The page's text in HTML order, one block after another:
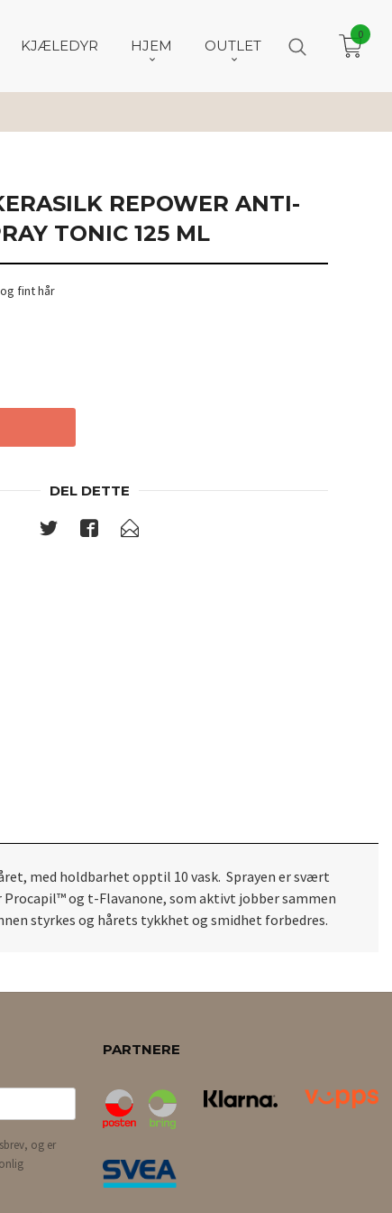
KJÆLEDYR HJEM OUTLET
0
REPOWER ANTI-
TONIC 125 ML
fint hår
DEL DETTE
med holdbarhet opptil 10 vask. Sprayen er svært
Procapil™ og t-Flavanone, som aktivt jobber sammen
styrkes og hårets tykkhet og smidhet forbedres.
og er
PARTNERE